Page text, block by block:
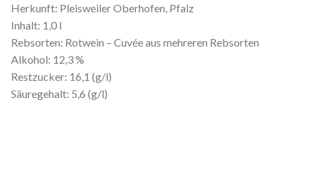
Herkunft: Pleisweiler Oberhofen, Pfalz
Inhalt: 1,0 l
Rebsorten: Rotwein – Cuvée aus mehreren Rebsorten
Alkohol: 12,3 %
Restzucker: 16,1 (g/l)
Säuregehalt: 5,6 (g/l)